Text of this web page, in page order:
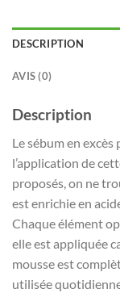
DESCRIPTION
AVIS (0)
Description
Le sébum en
l’application de
proposés, on ne
est enrichie en
Chaque élément
elle est appliquée
mousse est
utilisée